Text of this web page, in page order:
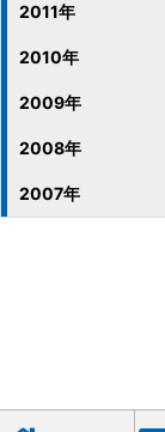
2011年
2010年
2009年
2008年
2007年